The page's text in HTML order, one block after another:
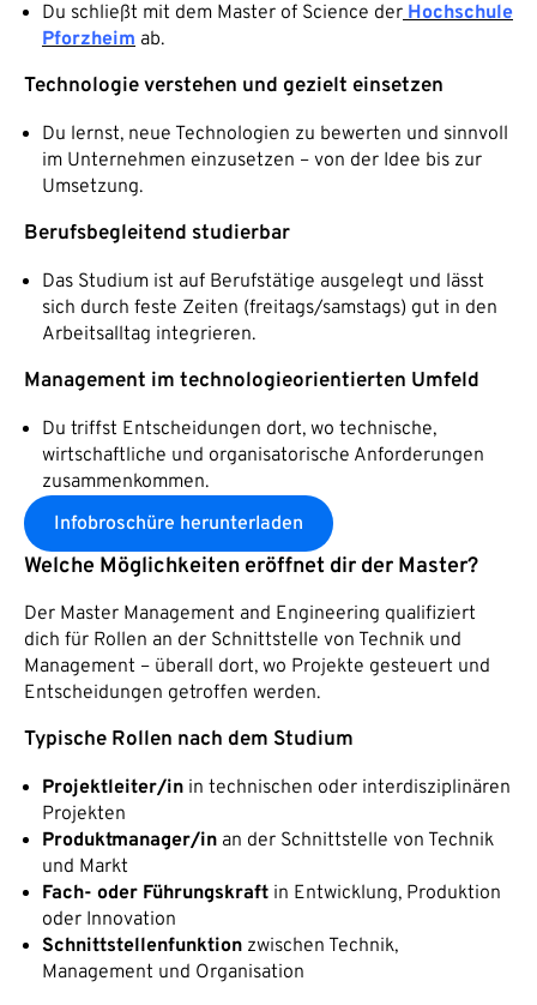
Du schließt mit dem Master of Science derHochschule
Pforzheim ab.
Technologie verstehen und gezielt einsetzen
Du lernst, neue Technologien zu bewerten und sinnvoll
im Unternehmen einzusetzen – von der Idee bis zur
Umsetzung.
Berufsbegleitend studierbar
Das Studium ist auf Berufstätige ausgelegt und lässt
sich durch feste Zeiten (freitags/samstags) gut in den
Arbeitsalltag integrieren.
Management im technologieorientierten Umfeld
Du triffst Entscheidungen dort, wo technische,
wirtschaftliche und organisatorische Anforderungen
zusammenkommen.
Infobroschüre herunterladen
Welche Möglichkeiten eröffnet dir der Master?
Der Master Management and Engineering qualifiziert
dich für Rollen an der Schnittstelle von Technik und
Management – überall dort, wo Projekte gesteuert und
Entscheidungen getroffen werden.
Typische Rollen nach dem Studium
Projektleiter/in in technischen oder interdisziplinären
Projekten
Produktmanager/in an der Schnittstelle von Technik
und Markt
Fach- oder Führungskraft in Entwicklung, Produktion
oder Innovation
Schnittstellenfunktion zwischen Technik,
Management und Organisation